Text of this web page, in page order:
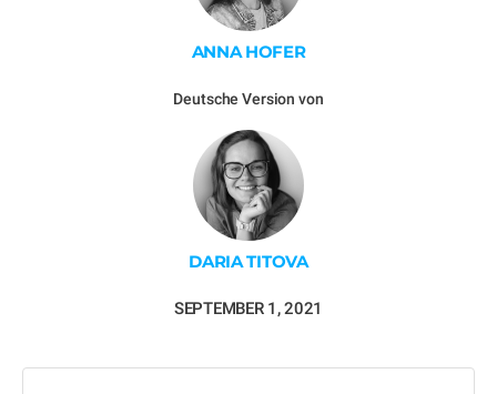
ANNA HOFER
Deutsche Version von
DARIA TITOVA
SEPTEMBER 1, 2021